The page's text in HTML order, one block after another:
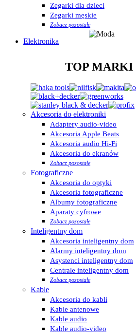
Zegarki dla dzieci
Zegarki męskie
Zobacz pozostałe
Elektronika
TOP MARKI
Akcesoria do elektroniki
Adaptery audio-video
Akcesoria Apple Beats
Akcesoria audio Hi-Fi
Akcesoria do ekranów
Zobacz pozostałe
Fotograficzne
Akcesoria do optyki
Akcesoria fotograficzne
Albumy fotograficzne
Aparaty cyfrowe
Zobacz pozostałe
Inteligentny dom
Akcesoria inteligentny dom
Alarmy inteligentny dom
Asystenci inteligentny dom
Centrale inteligentny dom
Zobacz pozostałe
Kable
Akcesoria do kabli
Kable antenowe
Kable audio
Kable audio-video